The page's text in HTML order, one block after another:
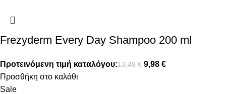
Frezyderm Every Day Shampoo 200 ml
Προτεινόμενη τιμή καταλόγου:13,49€ 9,98 €
Προσθήκη στο καλάθι
Sale